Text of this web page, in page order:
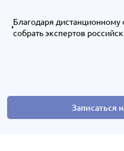
Благодаря
собрать экспертов
Записаться